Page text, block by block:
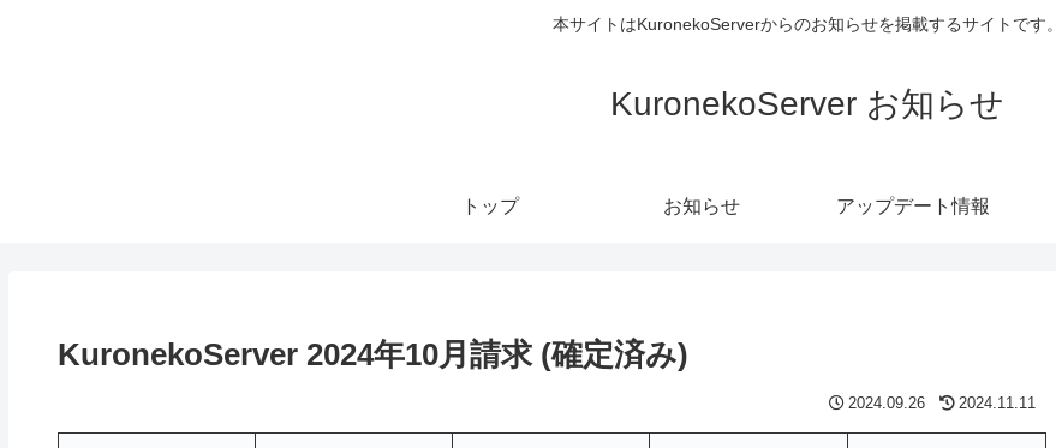
本サイトはKuronekoServerからのお知らせを掲載するサイトです。
KuronekoServer お知らせ
トップ お知らせ アップデート情報
KuronekoServer 2024年10月請求 (確定済み)
2024.09.26 2024.11.11